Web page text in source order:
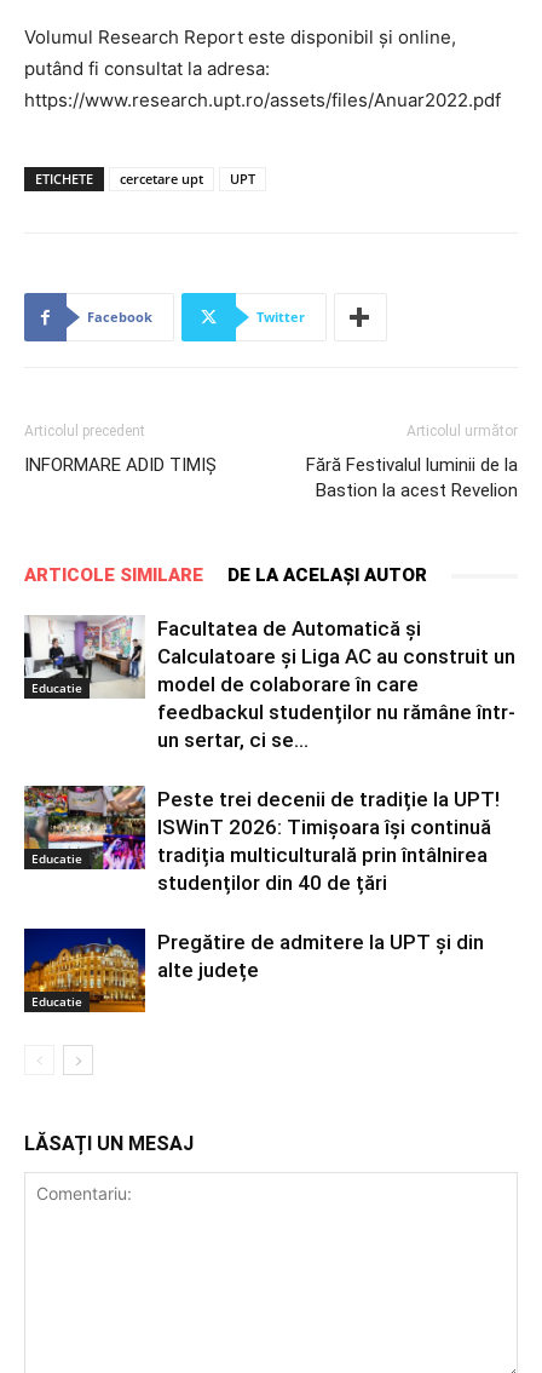
Volumul Research Report este disponibil și online,
putând fi consultat la adresa:
https://www.research.upt.ro/assets/files/Anuar2022.pdf
ETICHETE cercetare upt UPT
Facebook Twitter
Articolul precedent
INFORMARE ADID TIMIŞ
Articolul următor
Fără Festivalul luminii de la
Bastion la acest Revelion
ARTICOLE SIMILARE DE LA ACELAȘI AUTOR
Educatie
Facultatea de Automatică și
Calculatoare și Liga AC au construit un
model de colaborare în care
feedbackul studenților nu rămâne într-
un sertar, ci se...
Educatie
Peste trei decenii de tradiție la UPT!
ISWinT 2026: Timișoara își continuă
tradiția multiculturală prin întâlnirea
studenților din 40 de țări
Educatie
Pregătire de admitere la UPT și din
alte județe
LĂSAȚI UN MESAJ